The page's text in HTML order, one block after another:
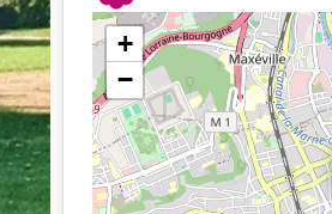
+
−